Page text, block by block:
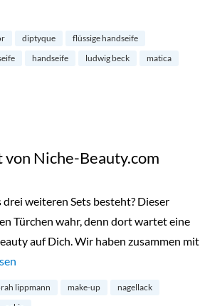
flüssige Handseifen im Rampenlicht“
diptyque
flüssige handseife
handseife ludwig beck
matica
Niche-Beauty.com
weiteren Sets besteht? Dieser
Türchen wahr, denn dort wartet eine
auf Dich. Wir haben zusammen mit
16: Beautyset von Niche-Beauty.com“
lippmann make-up
nagellack